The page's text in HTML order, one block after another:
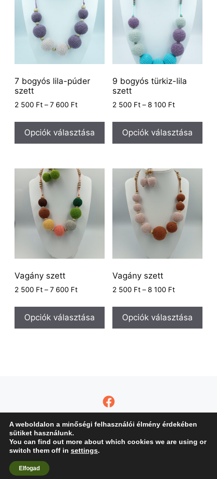
7 bogyós lila-púder
szett
2 500 Ft – 7 600 Ft
Opciók választása
9 bogyós türkiz-lila
szett
2 500 Ft – 8 100 Ft
Opciók választása
Vagány szett
2 500 Ft – 7 600 Ft
Opciók választása
Vagány szett
2 500 Ft – 8 100 Ft
Opciók választása
© 2024 Etűd ékszer. Minden jog fenntartva.
Adatkezelési Tájékoztató|Általános Szerződési Feltételek
A weboldalon a minőségi felhasználói élmény érdekében
sütiket használunk.
You can find out more about which cookies we are using or
switch them off in settings.
Elfogad